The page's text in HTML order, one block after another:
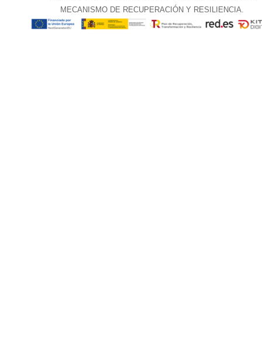
MECANISMO DE RECUPERACIÓN Y RESILIENCIA.